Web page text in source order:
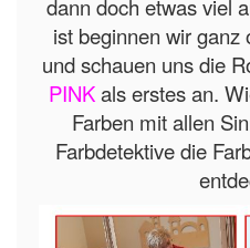
dann doch etwas viel
ist beginnen wir ganz
und schauen uns die
PINKals erstes an.
Farben mit allen
Farbdetektive die